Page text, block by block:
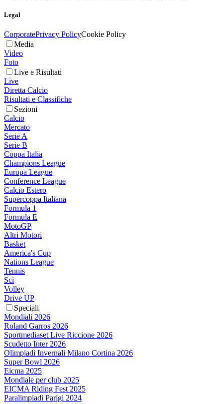
Legal
CorporatePrivacy PolicyCookie Policy
Media
Video
Foto
Live e Risultati
Live
Diretta Calcio
Risultati e Classifiche
Sezioni
Calcio
Mercato
Serie A
Serie B
Coppa Italia
Champions League
Europa League
Conference League
Calcio Estero
Supercoppa Italiana
Formula 1
Formula E
MotoGP
Altri Motori
Basket
America's Cup
Nations League
Tennis
Sci
Volley
Drive UP
Speciali
Mondiali 2026
Roland Garros 2026
Sportmediaset Live Riccione 2026
Scudetto Inter 2026
Olimpiadi Invernali Milano Cortina 2026
Super Bowl 2026
Eicma 2025
Mondiale per club 2025
EICMA Riding Fest 2025
Paralimpiadi Parigi 2024